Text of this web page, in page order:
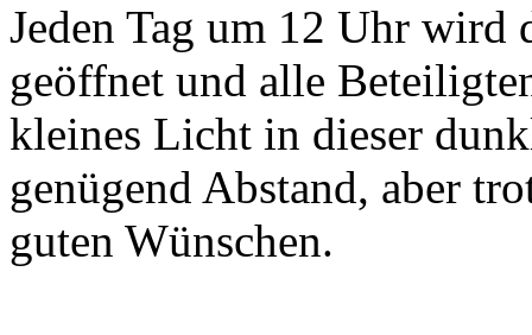
Jeden Tag um 12 Uhr wird
geöffnet und alle
kleines Licht in dieser
genügend Abstand, aber
guten Wünschen.